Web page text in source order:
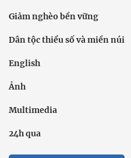
Giảm nghèo bền vững
Dân tộc thiểu số và miền núi
English
Ảnh
Multimedia
24h qua